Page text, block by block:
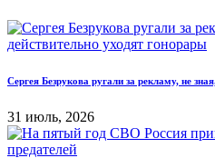
Сергея Безрукова ругали за рекламу, не
31 июль, 2026